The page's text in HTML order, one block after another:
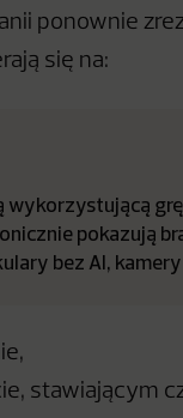
ponownie
się na:
wykorzystującą
pokazują
bez AI,
stawiającym